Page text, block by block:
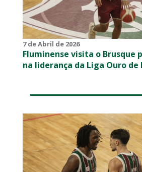
7 de Abril de 2026
Fluminense visita o Brusque
na liderança da Liga Ouro de